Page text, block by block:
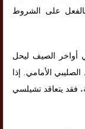
على الشروط
أواخر الصيف ليحل
الأمامي. إذا
فقد يتعاقد تشيلسي